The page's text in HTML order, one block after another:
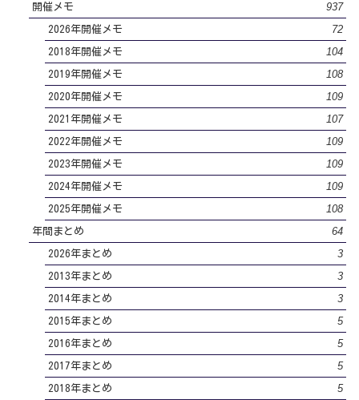
開催メモ 937
2026年開催メモ 72
2018年開催メモ 104
2019年開催メモ 108
2020年開催メモ 109
2021年開催メモ 107
2022年開催メモ 109
2023年開催メモ 109
2024年開催メモ 109
2025年開催メモ 108
年間まとめ 64
2026年まとめ 3
2013年まとめ 3
2014年まとめ 3
2015年まとめ 5
2016年まとめ 5
2017年まとめ 5
2018年まとめ 5